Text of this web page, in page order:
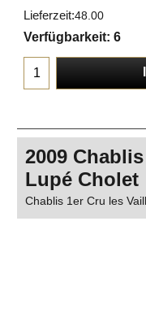
Lieferzeit:48.00
Verfügbarkeit: 6
2009
Lupé Cholet
Chablis 1er Cru les